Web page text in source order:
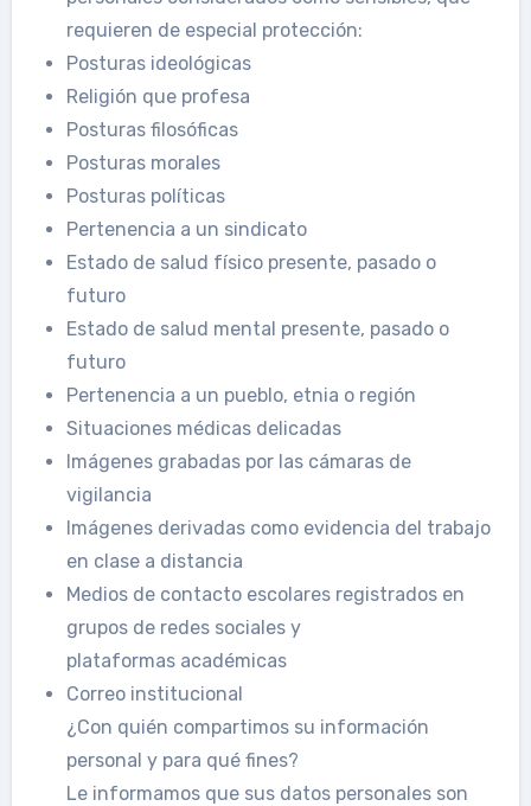
requieren de especial protección:
Posturas ideológicas
Religión que profesa
Posturas filosóficas
Posturas morales
Posturas políticas
Pertenencia a un sindicato
Estado de salud físico presente, pasado o
futuro
Estado de salud mental presente, pasado o
futuro
Pertenencia a un pueblo, etnia o región
Situaciones médicas delicadas
Imágenes grabadas por las cámaras de
vigilancia
Imágenes derivadas como evidencia del trabajo
en clase a distancia
Medios de contacto escolares registrados en
grupos de redes sociales y
plataformas académicas
Correo institucional
¿Con quién compartimos su información
personal y para qué fines?
Le informamos que sus datos personales son